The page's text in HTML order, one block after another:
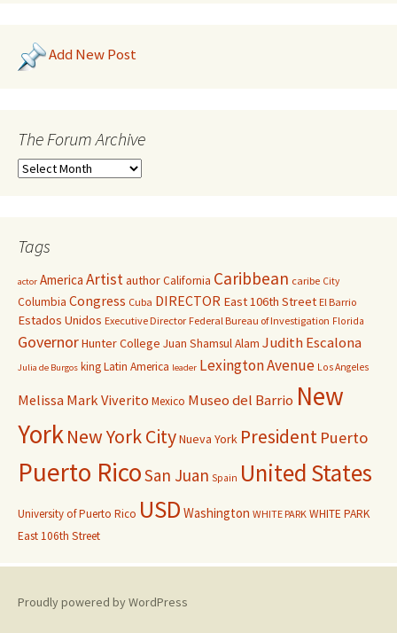
Add New Post
The Forum Archive
Tags
actor America ArtistauthorCalifornia Caribbean caribe City
Columbia Congress Cuba DIRECTOR East 106th Street El Barrio
Estados Unidos Executive Director Federal Bureau of Investigation Florida
GovernorHunter College Juan Shamsul Alam Judith Escalona
Julia de Burgos kingLatin America leader Lexington Avenue Los Angeles
Melissa Mark Viverito Mexico Museo del Barrio New
YorkNew York CityNueva York President Puerto
Puerto RicoSan Juan Spain United States
University of Puerto Rico USD Washington WHITE PARK WHITE PARK
East 106th Street
Proudly powered by WordPress